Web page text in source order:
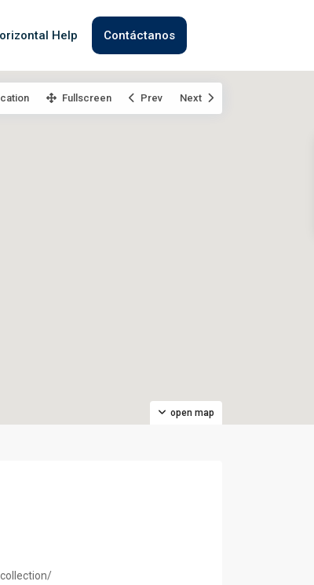
Help Contáctanos
open map
Fullscreen Prev Next